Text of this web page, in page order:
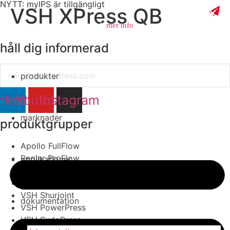
NYTT: myIPS är tillgängligt
mer info
stäng
produkter
marknader
applikationer
dokumentation
VSH XPress QB
håll dig informerad
Youtube
Instagram
produktgrupper
Apollo FullFlow
Pegler ProFlow
VSH Shurjoint
VSH PowerPress
VSH SudoPress